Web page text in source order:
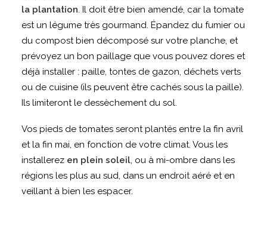
la plantation. Il doit être bien amendé, car la tomate
est un légume très gourmand. Épandez du fumier ou
du compost bien décomposé sur votre planche, et
prévoyez un bon paillage que vous pouvez dores et
déjà installer : paille, tontes de gazon, déchets verts
ou de cuisine (ils peuvent être cachés sous la paille).
Ils limiteront le dessèchement du sol.
Vos pieds de tomates seront plantés entre la fin avril
et la fin mai, en fonction de votre climat. Vous les
installerez en plein soleil, ou à mi-ombre dans les
régions les plus au sud, dans un endroit aéré et en
veillant à bien les espacer.